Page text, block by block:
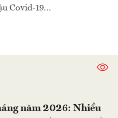
Covid-19...
năm 2026: Nhiều